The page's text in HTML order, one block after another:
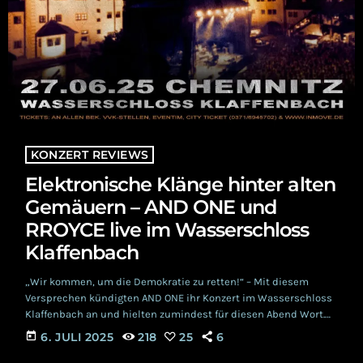
KONZERT REVIEWS
Elektronische Klänge hinter alten
Gemäuern – AND ONE und
RROYCE live im Wasserschloss
Klaffenbach
„Wir kommen, um die Demokratie zu retten!“ – Mit diesem
Versprechen kündigten AND ONE ihr Konzert im Wasserschloss
Klaffenbach an und hielten zumindest für diesen Abend Wort.
Am 27. Juni verwandelte AND ONE die altehrwürdige
Kulturbühne in Klaffenbach in ein pulsierendes, düster-
today 6. JULI 2025 218 25 6